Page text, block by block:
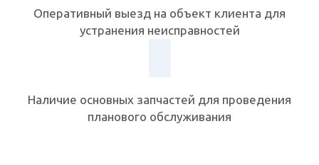
Оперативный выезд на объект клиента для
устранения неисправностей
Наличие основных запчастей для проведения
планового обслуживания